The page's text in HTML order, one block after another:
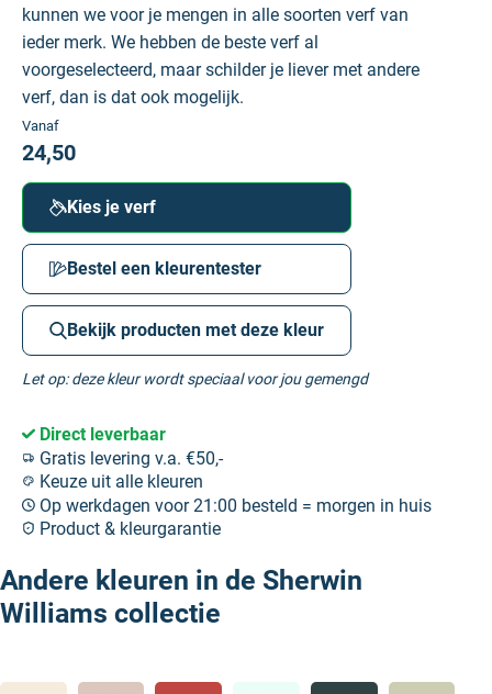
kunnen we voor je mengen in alle soorten verf van
ieder merk. We hebben de beste verf al
voorgeselecteerd, maar schilder je liever met andere
verf, dan is dat ook mogelijk.
Vanaf
24,50
Kies je verf
Bestel een kleurentester
Bekijk producten met deze kleur
Let op: deze kleur wordt speciaal voor jou gemengd
Direct leverbaar
Gratis levering v.a. €50,-
Keuze uit alle kleuren
Op werkdagen voor 21:00 besteld = morgen in huis
Product & kleurgarantie
Andere kleuren in de Sherwin
Williams collectie